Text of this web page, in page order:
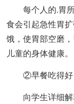
每个人的.胃所
食会引起急性胃
饿，使胃部空磨
儿童的身体健康。
②早餐吃得好，
向学生详细解